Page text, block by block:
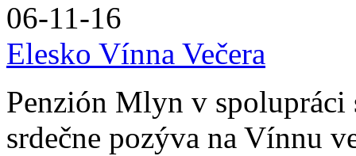
06-11-16
Elesko Vínna Večera
Penzión Mlyn v spolupráci
srdečne pozýva na Vínnu